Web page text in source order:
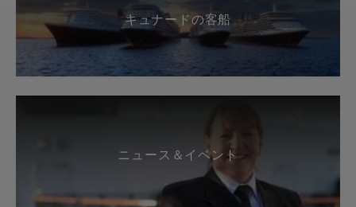
キュナードの客船
ニュース＆イベント